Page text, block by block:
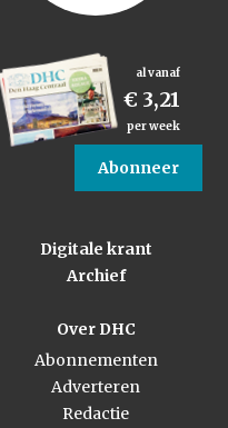
al vanaf
€ 3,21
per week
Abonneer
Digitale krant
Archief
Over DHC
Abonnementen
Adverteren
Redactie